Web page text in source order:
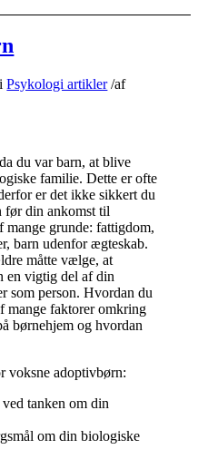
iPsykologi artikler /af
du var barn, at blive
familie. Dette er ofte
er det ikke sikkert du
før din ankomst til
grunde: fattigdom,
barn udenfor ægteskab.
måtte vælge, at
en vigtig del af din
som person. Hvordan du
mange faktorer omkring
børnehjem og hvordan
voksne adoptivbørn:
tanken om din
om din biologiske